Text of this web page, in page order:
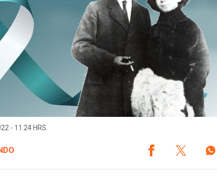
- 11:24 HRS.